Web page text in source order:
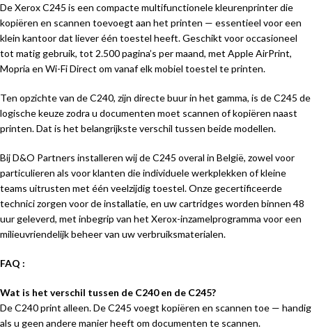
De Xerox C245 is een compacte multifunctionele kleurenprinter die
kopiëren en scannen toevoegt aan het printen — essentieel voor een
klein kantoor dat liever één toestel heeft. Geschikt voor occasioneel
tot matig gebruik, tot 2.500 pagina’s per maand, met Apple AirPrint,
Mopria en Wi-Fi Direct om vanaf elk mobiel toestel te printen.
Ten opzichte van de C240, zijn directe buur in het gamma, is de C245 de
logische keuze zodra u documenten moet scannen of kopiëren naast
printen. Dat is het belangrijkste verschil tussen beide modellen.
Bij D&O Partners installeren wij de C245 overal in België, zowel voor
particulieren als voor klanten die individuele werkplekken of kleine
teams uitrusten met één veelzijdig toestel. Onze gecertificeerde
technici zorgen voor de installatie, en uw cartridges worden binnen 48
uur geleverd, met inbegrip van het Xerox-inzamelprogramma voor een
milieuvriendelijk beheer van uw verbruiksmaterialen.
FAQ :
Wat is het verschil tussen de C240 en de C245?
De C240 print alleen. De C245 voegt kopiëren en scannen toe — handig
als u geen andere manier heeft om documenten te scannen.